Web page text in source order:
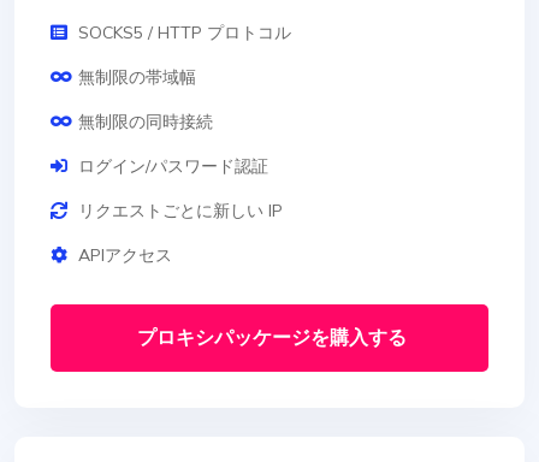
SOCKS5 / HTTP プロトコル
無制限の帯域幅
無制限の同時接続
ログイン/パスワード認証
リクエストごとに新しい IP
APIアクセス
プロキシパッケージを購入する